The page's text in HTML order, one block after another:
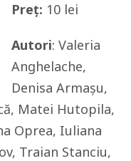
Preț: 10 lei
Autori: Valeria
Anghelache,
Denisa Armașu,
Matei Hutopila,
Oprea, Iuliana
Traian Stanciu,